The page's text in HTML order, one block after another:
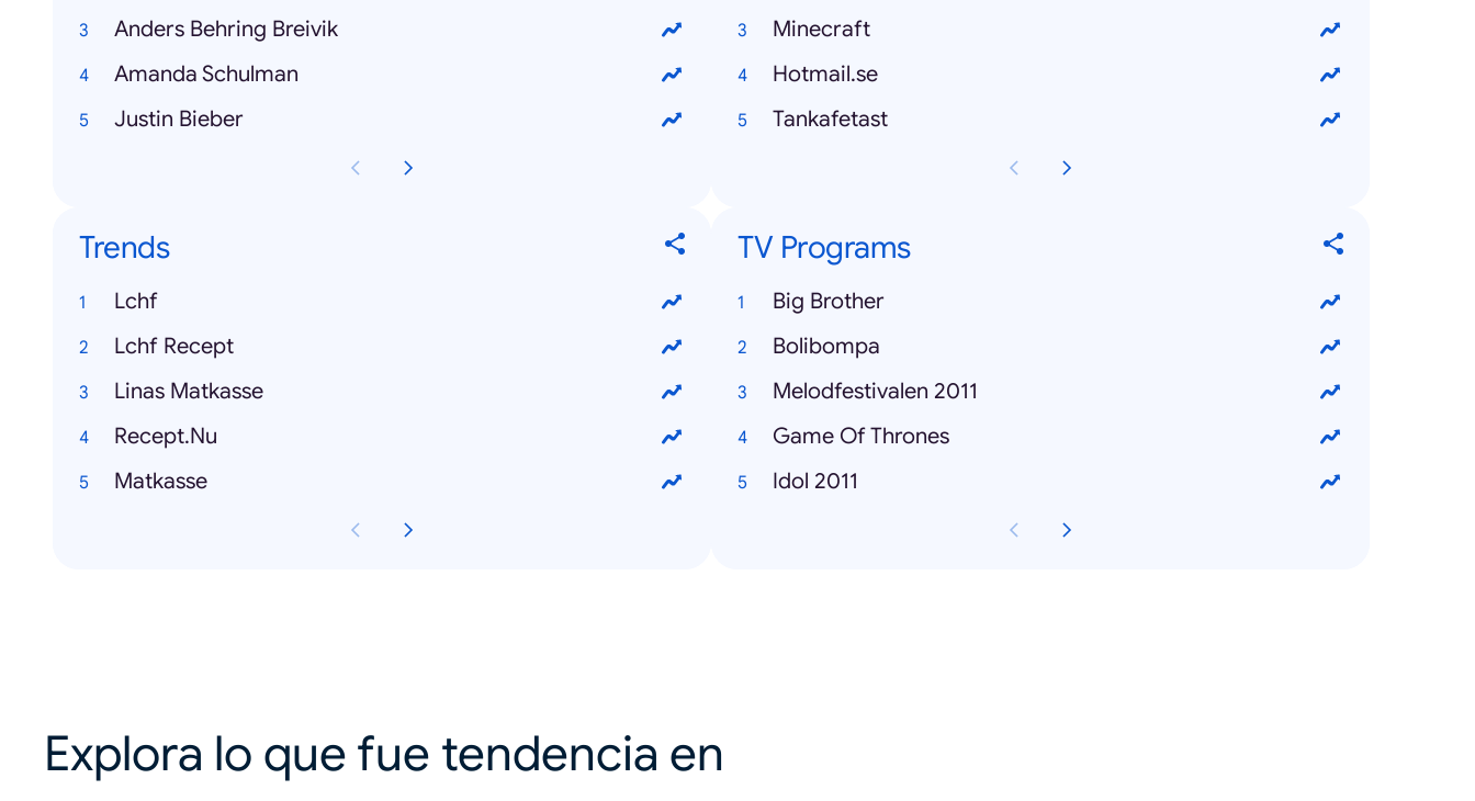
Anders Behring Breivik
Amanda Schulman
Justin Bieber
Minecraft
Hotmail.se
Tankafetast
Trends
Lchf
Lchf Recept
Linas Matkasse
Recept.Nu
Matkasse
TV Programs
Big Brother
Bolibompa
Melodfestivalen 2011
Game Of Thrones
Idol 2011
Explora lo que fue tendencia en